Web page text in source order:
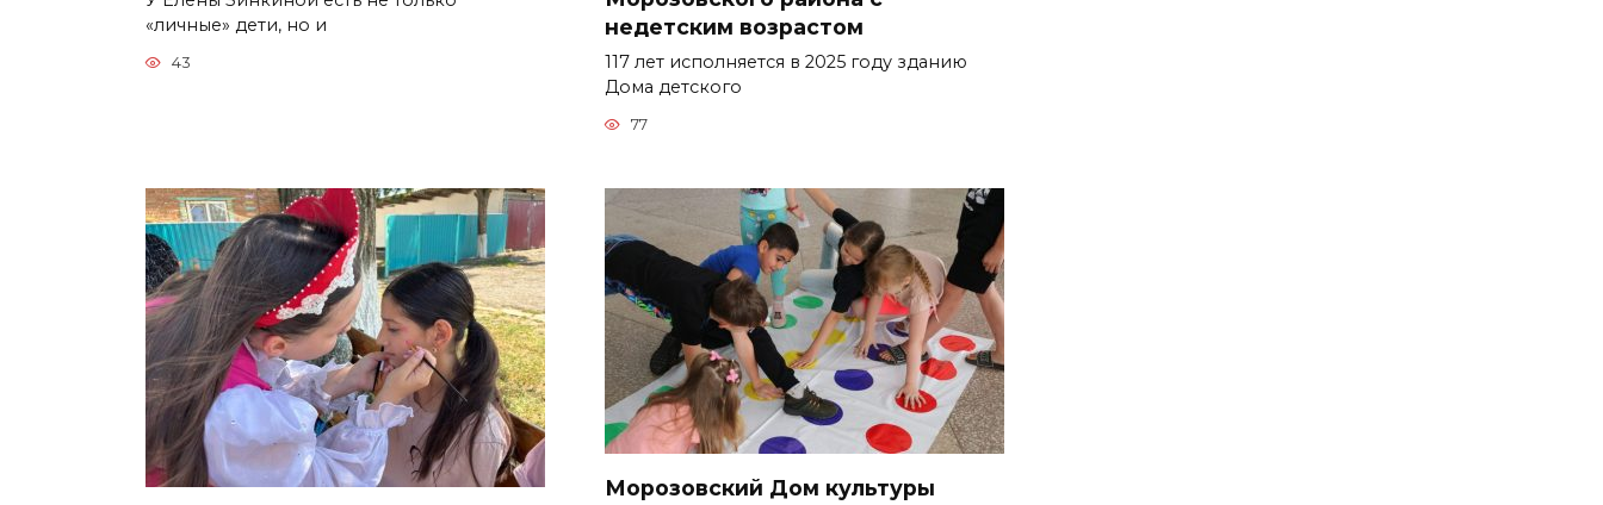
«личные» дети, но и
43
недетским возрастом
117 лет исполняется в 2025 году зданию
Дома детского
77
Морозовский Дом культуры